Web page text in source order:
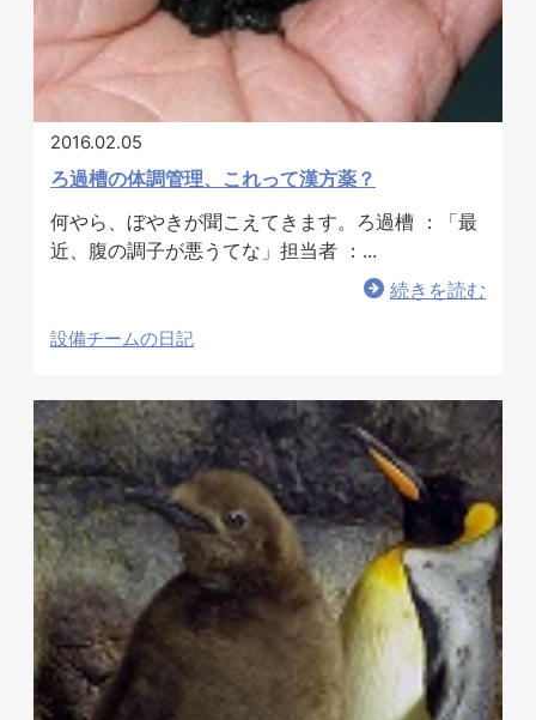
2016.02.05
ろ過槽の体調管理、これって漢方薬？
何やら、ぼやきが聞こえてきます。ろ過槽 ：「最
近、腹の調子が悪うてな」担当者 ：...
続きを読む
設備チームの日記